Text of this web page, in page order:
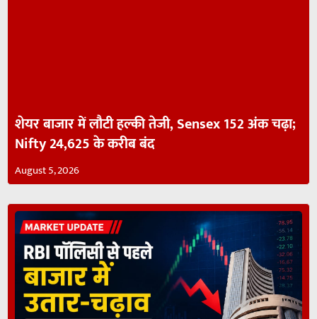
शेयर बाजार में लौटी हल्की तेजी, Sensex 152 अंक चढ़ा;
Nifty 24,625 के करीब बंद
August 5, 2026